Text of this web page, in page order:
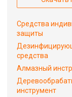
Средства
защиты
средства
Алмазный
инструмент